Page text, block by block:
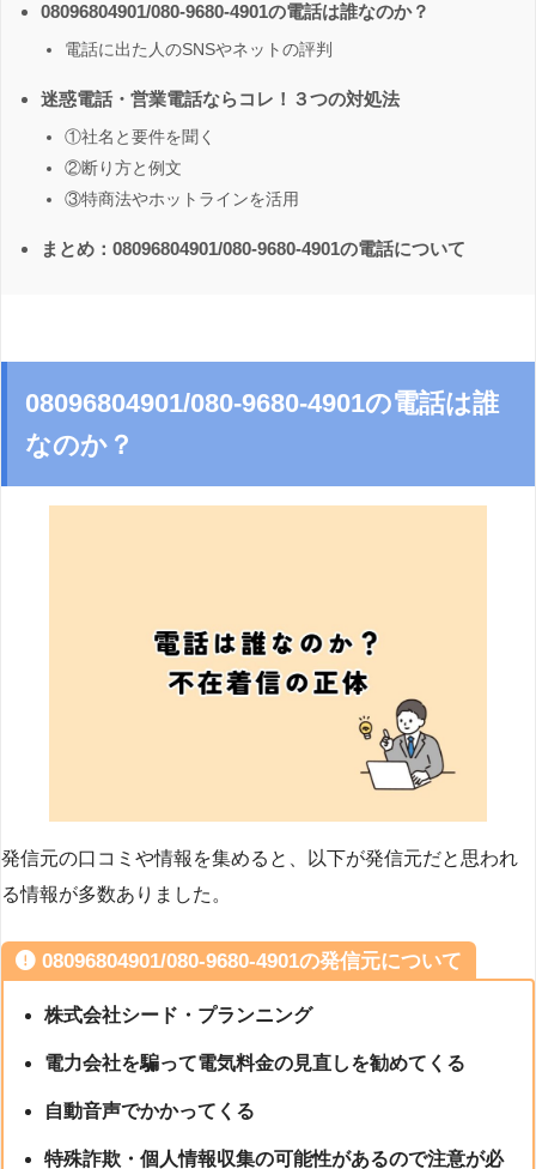
08096804901/080-9680-4901の電話は誰なのか？
電話に出た人のSNSやネットの評判
迷惑電話・営業電話ならコレ！３つの対処法
①社名と要件を聞く
②断り方と例文
③特商法やホットラインを活用
まとめ：08096804901/080-9680-4901の電話について
08096804901/080-9680-4901の電話は誰
なのか？
発信元の口コミや情報を集めると、以下が発信元だと思われ
る情報が多数ありました。
08096804901/080-9680-4901の発信元について
株式会社シード・プランニング
電力会社を騙って電気料金の見直しを勧めてくる
自動音声でかかってくる
特殊詐欺・個人情報収集の可能性があるので注意が必